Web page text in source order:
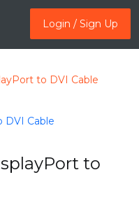
Login / Sign Up
Login / Sign Up
to DVI Cable
to